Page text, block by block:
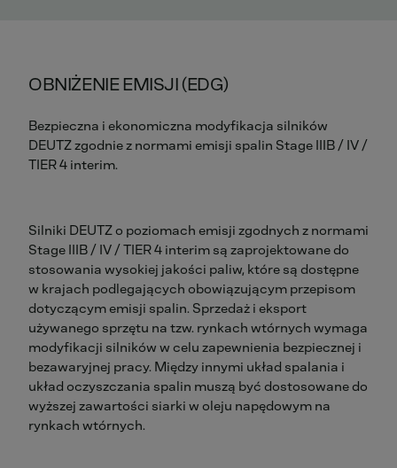
OBNIŻENIE EMISJI (EDG)
Bezpieczna i ekonomiczna modyfikacja silników
DEUTZ zgodnie z normami emisji spalin Stage IIIB / IV /
TIER 4 interim.
Silniki DEUTZ o poziomach emisji zgodnych z normami
Stage IIIB / IV / TIER 4 interim są zaprojektowane do
stosowania wysokiej jakości paliw, które są dostępne
w krajach podlegających obowiązującym przepisom
dotyczącym emisji spalin. Sprzedaż i eksport
używanego sprzętu na tzw. rynkach wtórnych wymaga
modyfikacji silników w celu zapewnienia bezpiecznej i
bezawaryjnej pracy. Między innymi układ spalania i
układ oczyszczania spalin muszą być dostosowane do
wyższej zawartości siarki w oleju napędowym na
rynkach wtórnych.